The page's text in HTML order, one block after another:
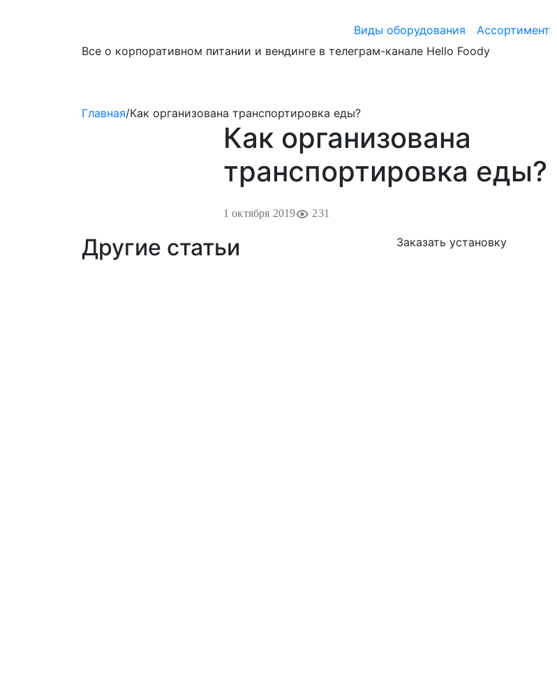
Все о корпоративном питании и вендинге в телеграм-канале Hello Foody
Виды оборудования Ассортимент
Главная/Как организована транспортировка еды?
Как организована
транспортировка еды?
1 октября 2019 231
Заказать установку
Другие статьи